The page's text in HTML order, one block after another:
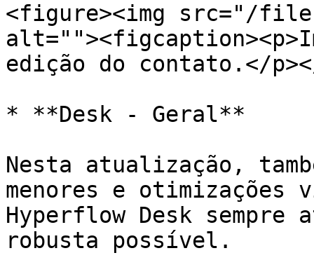
<figure><img src="/files/
edição do contato.</
* **Desk - Geral**
Nesta atualização,
menores e otimizações
Hyperflow Desk